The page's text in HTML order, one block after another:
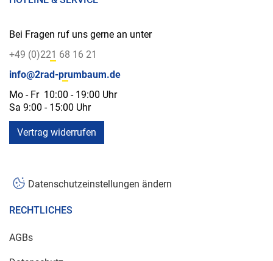
Bei Fragen ruf uns gerne an unter
+49 (0)221 68 16 21
info@2rad-prumbaum.de
Mo - Fr 10:00 - 19:00 Uhr
Sa 9:00 - 15:00 Uhr
Vertrag widerrufen
Datenschutzeinstellungen ändern
RECHTLICHES
AGBs